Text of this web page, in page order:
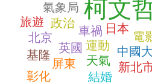
柯文
日本
電
中國
車禍
氣象局
運動
新北
政治
英國
天氣
旅遊
北京
結婚
屏東
基隆
彰化